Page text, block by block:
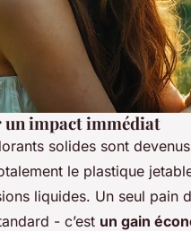
un impact immédiat
solides sont
le plastique
liquides. Un seul pain
- c’est un gain